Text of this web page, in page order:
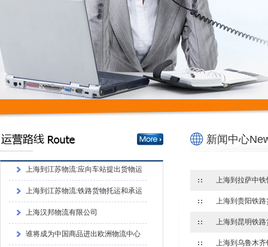
谁将成为中国商品进出欧洲物流中心
上海到重庆物流专线
的程序上海到江苏物流:铁路货物托运和承
运的程序
上海到江苏物流:应向车站提出货物运
单和运单上海到江苏物流:铁路货物托运和承运
的程序上海汉邦物流有限公司
谁将成为中国商品进出欧洲物流中心
上海到成都物流专线
新闻中心